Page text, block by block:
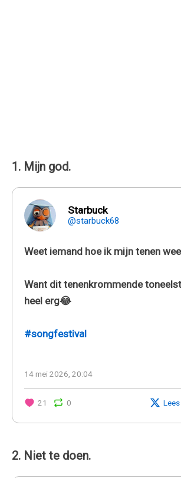
1. Mijn god.
Starbuck
@starbuck68
Weet iemand hoe ik mijn tenen
Want dit tenenkrommende
heel erg😂
#songfestival
14 mei 2026, 20:04
21 0
2. Niet te doen.